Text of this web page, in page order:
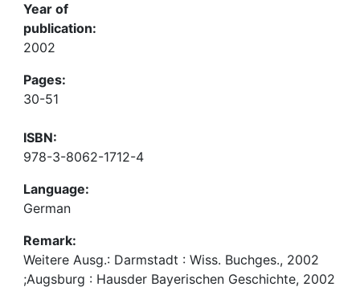
Year of
publication:
2002
Pages:
30-51
ISBN:
978-3-8062-1712-4
Language:
German
Remark:
Weitere Ausg.: Darmstadt : Wiss. Buchges., 2002
;Augsburg : Hausder Bayerischen Geschichte, 2002